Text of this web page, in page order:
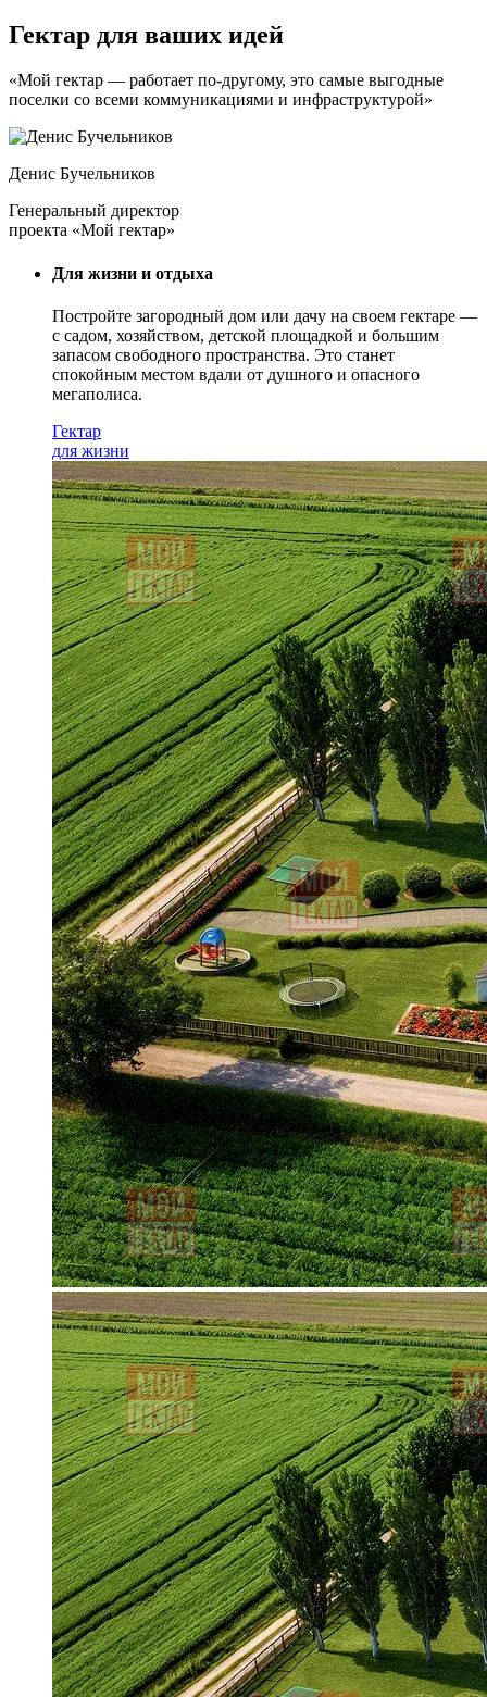
Гектар для ваших идей
«Мой гектар — работает по-другому, это самые выгодные
поселки со всеми коммуникациями и инфраструктурой»
Денис Бучельников
Генеральный директор
проекта «Мой гектар»
Для жизни и отдыха
Постройте загородный дом или дачу на своем гектаре —
с садом, хозяйством, детской площадкой и большим
запасом свободного пространства. Это станет
спокойным местом вдали от душного и опасного
мегаполиса.
Гектар
для жизни